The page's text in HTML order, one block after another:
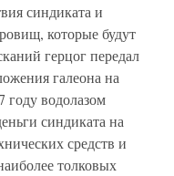
синдиката и
которые будут
герцог передал
галеона на
году водолазом
синдиката на
средств и
толковых